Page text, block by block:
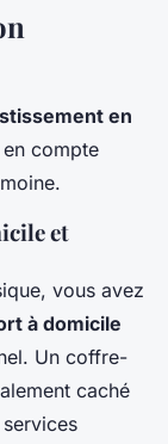
en
compte
et
vous avez
à domicile
Un coffre-
caché